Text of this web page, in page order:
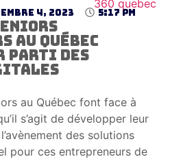
4, 2023 5:17 pm
au Québec
parti des
au Québec font face à
s’agit de développer leur
des solutions
pour ces entrepreneurs de